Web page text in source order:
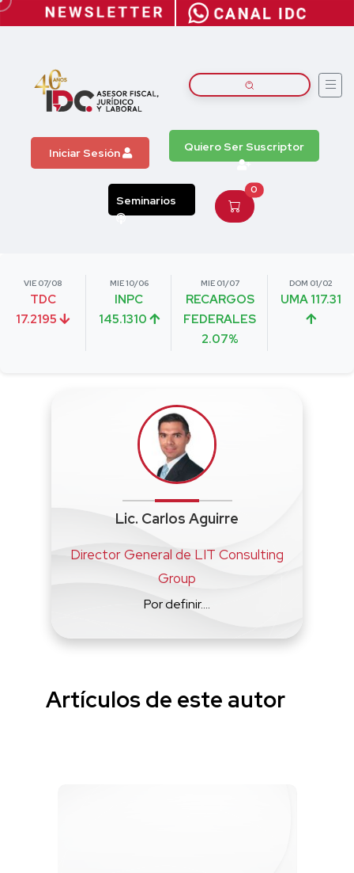
Iniciar Sesión Quiero Ser Suscriptor
Seminarios
0
VIE 07/08
TDC
17.2195
MIE 10/06
INPC
145.1310
MIE 01/07
RECARGOS
FEDERALES
2.07%
DOM 01/02
UMA 117.31
Lic. Carlos Aguirre
Director General de LIT Consulting
Group
Por definir....
Artículos de este autor